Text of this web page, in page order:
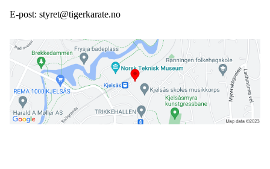
E-post: styret@tigerkarate.no